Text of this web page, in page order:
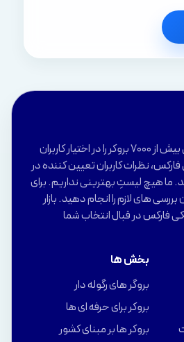
ویکی فارکس، نقد و بررسی بیش از 7000 بروکر را در اختیار کاربران
نظرات کاربران تعیین کننده در
ما هیچ لیستِ بهترینی نداریم. برای
های لازم را انجام دهید. بازار
فارکس در قبال انتخاب شما
بخش ها
بروگر های رگوله دار
بروکر برای حرفه ای ها
بروکر ها بر مبنای کشور